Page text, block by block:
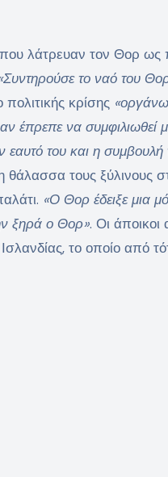
λάτρευαν τον Θορ
το ναό του
κρίσης
έπρεπε να συμφιλιωθεί
εαυτό του και η
τους ξύλινους
«Ο Θορ έδειξε μια
ξηρά ο Θορ». Οι
το οποίο από